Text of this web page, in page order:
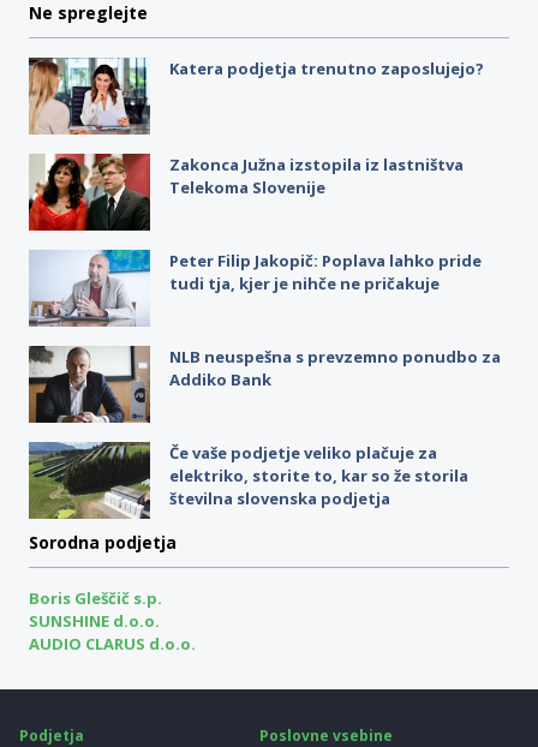
Ne spreglejte
Katera podjetja trenutno zaposlujejo?
Zakonca Južna izstopila iz lastništva
Telekoma Slovenije
Peter Filip Jakopič: Poplava lahko pride
tudi tja, kjer je nihče ne pričakuje
NLB neuspešna s prevzemno ponudbo za
Addiko Bank
Če vaše podjetje veliko plačuje za
elektriko, storite to, kar so že storila
številna slovenska podjetja
Sorodna podjetja
Boris Gleščič s.p.
SUNSHINE d.o.o.
AUDIO CLARUS d.o.o.
Podjetja
Poslovne vsebine